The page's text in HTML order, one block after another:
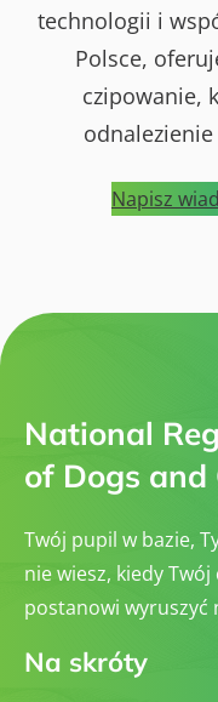
technologii i
Polsce,
czipowanie,
Napisz
National
of Dogs and
Twój pupil w bazie,
nie wiesz, kiedy
postanowi wyruszyć
Na skróty